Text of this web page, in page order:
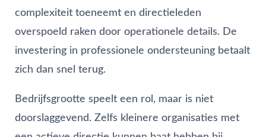
complexiteit toeneemt en directieleden
overspoeld raken door operationele details. De
investering in professionele ondersteuning betaalt
zich dan snel terug.
Bedrijfsgrootte speelt een rol, maar is niet
doorslaggevend. Zelfs kleinere organisaties met